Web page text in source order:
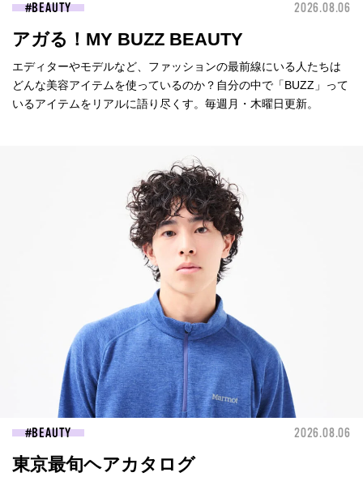
BEAUTY 2026.08.06
アガる！MY BUZZ BEAUTY
エディターやモデルなど、ファッションの最前線にいる人たちは
どんな美容アイテムを使っているのか？自分の中で「BUZZ」って
いるアイテムをリアルに語り尽くす。毎週月・木曜日更新。
BEAUTY 2026.08.06
東京最旬ヘアカタログ